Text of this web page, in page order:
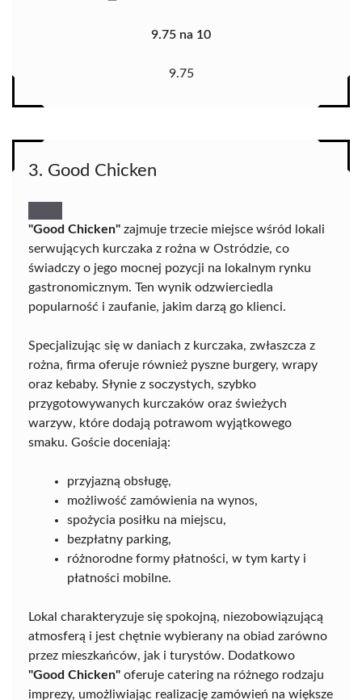
9.75 na 10
9.75
3. Good Chicken
"Good Chicken" zajmuje trzecie miejsce wśród lokali
serwujących kurczaka z rożna w Ostródzie, co
świadczy o jego mocnej pozycji na lokalnym rynku
gastronomicznym. Ten wynik odzwierciedla
popularność i zaufanie, jakim darzą go klienci.
Specjalizując się w daniach z kurczaka, zwłaszcza z
rożna, firma oferuje również pyszne burgery, wrapy
oraz kebaby. Słynie z soczystych, szybko
przygotowywanych kurczaków oraz świeżych
warzyw, które dodają potrawom wyjątkowego
smaku. Goście doceniają:
przyjazną obsługę,
możliwość zamówienia na wynos,
spożycia posiłku na miejscu,
bezpłatny parking,
różnorodne formy płatności, w tym karty i
płatności mobilne.
Lokal charakteryzuje się spokojną, niezobowiązującą
atmosferą i jest chętnie wybierany na obiad zarówno
przez mieszkańców, jak i turystów. Dodatkowo
"Good Chicken" oferuje catering na różnego rodzaju
imprezy, umożliwiając realizację zamówień na większe